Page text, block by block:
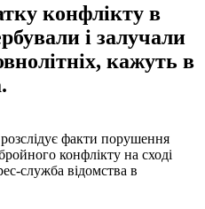
конфлікту в
і залучали
кажуть в
факти порушення
конфлікту на сході
служба відомства в